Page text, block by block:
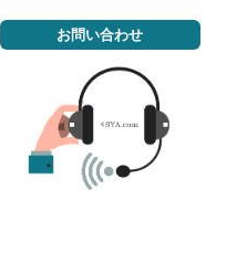
お問い合わせ